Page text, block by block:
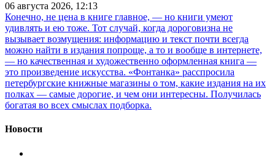
06 августа 2026, 12:13
Конечно, не цена в книге главное, — но книги умеют
удивлять и ею тоже. Тот случай, когда дороговизна не
вызывает возмущения: информацию и текст почти всегда
можно найти в издания попроще, а то и вообще в интернете,
— но качественная и художественно оформленная книга —
это произведение искусства. «Фонтанка» расспросила
петербургские книжные магазины о том, какие издания на их
полках — самые дорогие, и чем они интересны. Получилась
богатая во всех смыслах подборка.
Новости